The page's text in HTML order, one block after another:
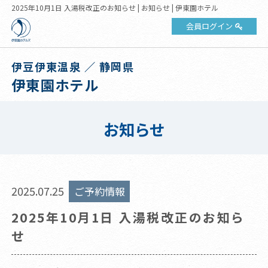
2025年10月1日 入湯税改正のお知らせ | お知らせ | 伊東園ホテル
会員ログイン
伊豆伊東温泉 ／ 静岡県
伊東園ホテル
お知らせ
2025.07.25 ご予約情報
2025年10月1日 入湯税改正のお知ら
せ